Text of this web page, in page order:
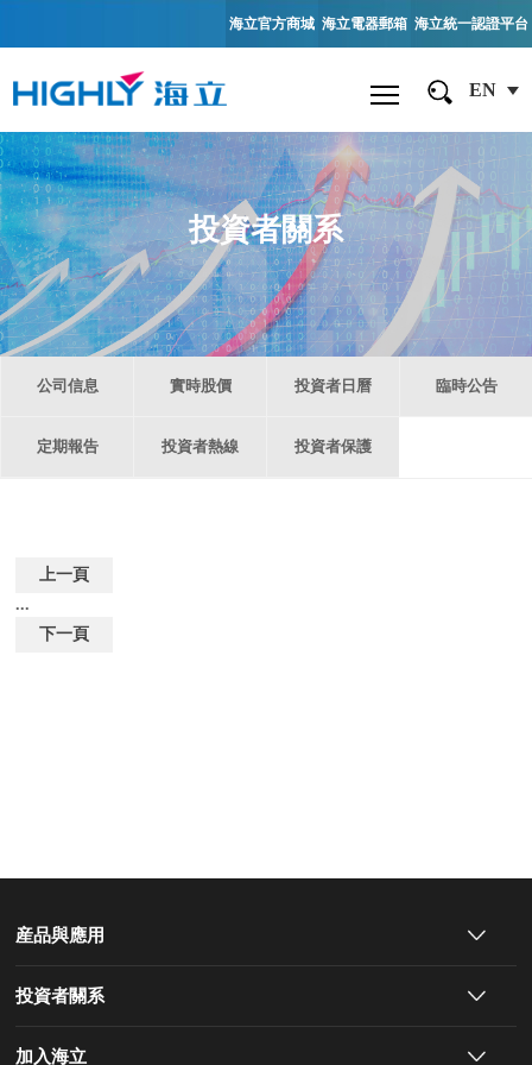
海立官方商城 海立電器郵箱 海立統一認證平台
EN
投資者關系
公司信息 實時股價 投資者日曆 臨時公告
定期報告 投資者熱線 投資者保護
上一頁
...
下一頁
産品與應用
投資者關系
加入海立